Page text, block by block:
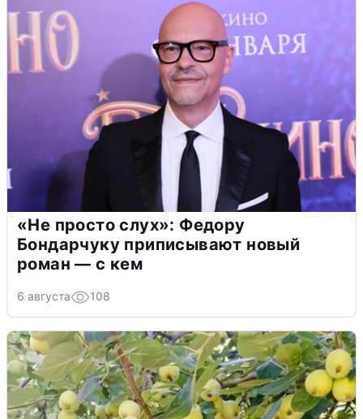
«Не просто слух»: Федору
Бондарчуку приписывают новый
роман — с кем
6 августа 108